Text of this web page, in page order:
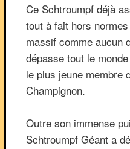
Ce Schtroumpf déjà
tout à fait hors
massif comme aucun
dépasse tout le
le plus jeune membre
Champignon.
Outre son immense
Schtroumpf Géant a